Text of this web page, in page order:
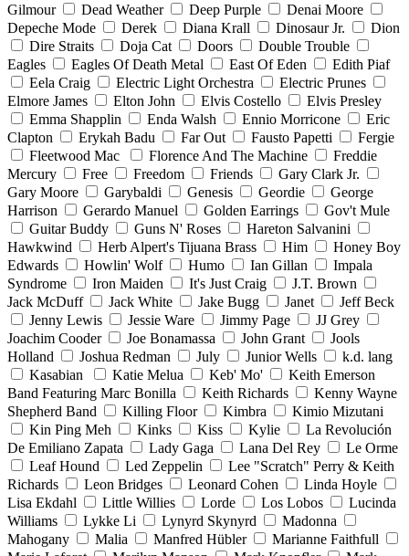
Gilmour
Dead Weather Deep Purple
Denai Moore
Depeche Mode
Derek Diana Krall Dinosaur Jr.
Dion
Dire Straits
Doja Cat Doors
Double Trouble
Eagles
Eagles Of Death Metal East Of Eden
Edith Piaf
Eela Craig
Electric Light Orchestra
Electric Prunes
Elmore James
Elton John Elvis Costello
Elvis Presley
Emma Shapplin
Enda Walsh Ennio Morricone
Eric
Clapton
Erykah Badu Far Out Fausto Papetti
Fergie
Fleetwood Mac
Florence And The Machine
Freddie
Mercury
Free Freedom Friends
Gary Clark Jr.
Gary Moore
Garybaldi Genesis Geordie
George
Harrison
Gerardo Manuel Golden Earrings
Gov't Mule
Guitar Buddy
Guns N' Roses
Hareton Salvanini
Hawkwind
Herb Alpert's Tijuana Brass Him
Honey Boy
Edwards
Howlin' Wolf Humo Ian Gillan
Impala
Syndrome
Iron Maiden It's Just Craig
J.T. Brown
Jack McDuff
Jack White Jake Bugg Janet
Jeff Beck
Jenny Lewis
Jessie Ware Jimmy Page
JJ Grey
Joachim Cooder
Joe Bonamassa John Grant
Jools
Holland
Joshua Redman July Junior Wells
k.d. lang
Kasabian
Katie Melua Keb' Mo'
Keith Emerson
Band Featuring Marc Bonilla
Keith Richards
Kenny Wayne
Shepherd Band
Killing Floor Kimbra
Kimio Mizutani
Kin Ping Meh
Kinks Kiss Kylie
La Revolución
De Emiliano Zapata
Lady Gaga Lana Del Rey
Le Orme
Leaf Hound
Led Zeppelin
Lee "Scratch" Perry & Keith
Richards
Leon Bridges Leonard Cohen
Linda Hoyle
Lisa Ekdahl
Little Willies Lorde Los Lobos
Lucinda
Williams
Lykke Li Lynyrd Skynyrd
Madonna
Mahogany
Malia Manfred Hübler
Marianne Faithfull